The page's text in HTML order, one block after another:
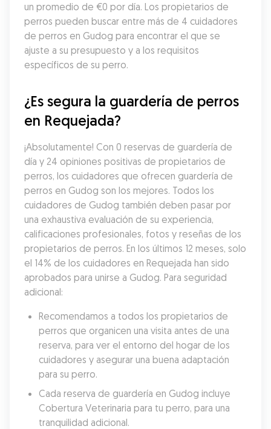
un promedio de €0 por día. Los propietarios de
perros pueden buscar entre más de 4 cuidadores
de perros en Gudog para encontrar el que se
ajuste a su presupuesto y a los requisitos
específicos de su perro.
¿Es segura la guardería de perros
en Requejada?
¡Absolutamente! Con 0 reservas de guardería de
día y 24 opiniones positivas de propietarios de
perros, los cuidadores que ofrecen guardería de
perros en Gudog son los mejores. Todos los
cuidadores de Gudog también deben pasar por
una exhaustiva evaluación de su experiencia,
calificaciones profesionales, fotos y reseñas de los
propietarios de perros. En los últimos 12 meses, solo
el 14% de los cuidadores en Requejada han sido
aprobados para unirse a Gudog. Para seguridad
adicional:
Recomendamos a todos los propietarios de
perros que organicen una visita antes de una
reserva, para ver el entorno del hogar de los
cuidadores y asegurar una buena adaptación
para su perro.
Cada reserva de guardería en Gudog incluye
Cobertura Veterinaria para tu perro, para una
tranquilidad adicional.